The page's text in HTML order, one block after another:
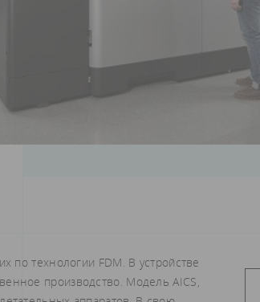
по технологии FDM. В устройстве
производство. Модель AICS,